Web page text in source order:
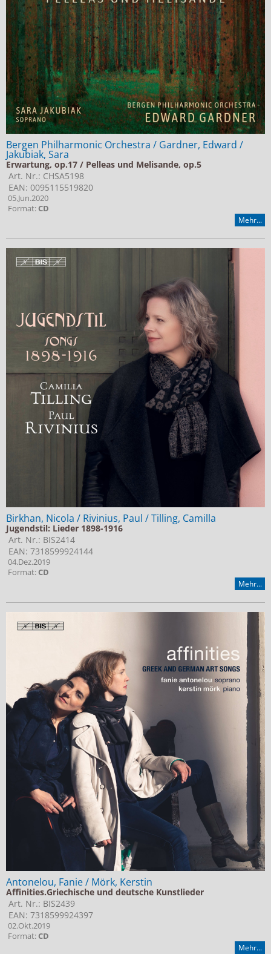
Bergen Philharmonic Orchestra / Gardner, Edward /
Jakubiak, Sara
Erwartung, op.17 / Pelleas und Melisande, op.5
Art. Nr.: CHSA5198
EAN: 0095115519820
05.Jun.2020
Format:CD
Mehr...
Birkhan, Nicola / Rivinius, Paul / Tilling, Camilla
Jugendstil: Lieder 1898-1916
Art. Nr.: BIS2414
EAN: 7318599924144
04.Dez.2019
Format:CD
Mehr...
Antonelou, Fanie / Mörk, Kerstin
Affinities.Griechische und deutsche Kunstlieder
Art. Nr.: BIS2439
EAN: 7318599924397
02.Okt.2019
Format:CD
Mehr...